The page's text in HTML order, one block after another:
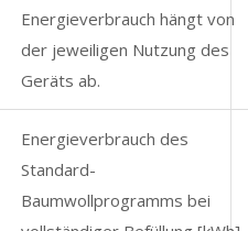
Energieverbrauch hängt von
der jeweiligen Nutzung des
Geräts ab.
Energieverbrauch des
Standard-
Baumwollprogramms bei